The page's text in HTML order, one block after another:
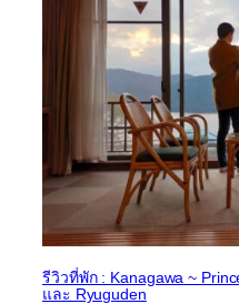
รีวิวที่พัก : Kanagawa ~
และ Ryuguden